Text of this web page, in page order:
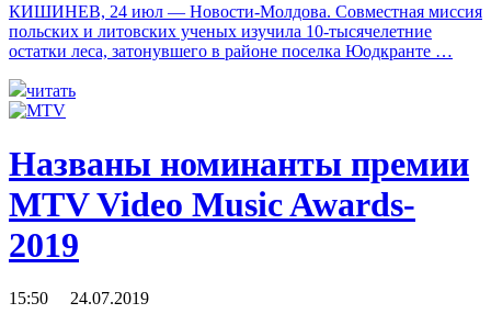
КИШИНЕВ, 24 июл — Новости-Молдова. Совместная миссия
польских и литовских ученых изучила 10-тысячелетние
остатки леса, затонувшего в районе поселка Юодкранте …
читать
Названы номинанты премии
MTV Video Music Awards-
2019
15:50 24.07.2019